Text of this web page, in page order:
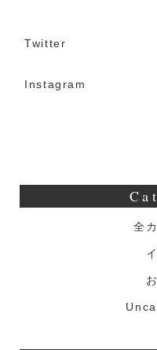
Twitter
Instagram
全